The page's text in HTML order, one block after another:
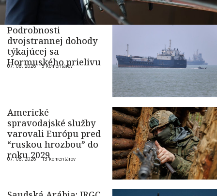
Podrobnosti
dvojstrannej dohody
týkajúcej sa
Hormuského prielivu
07. 08. 2026 |5 komentárov
Americké
spravodajské služby
varovali Európu pred
“ruskou hrozbou” do
roku 2029
07. 08. 2026 |13 komentárov